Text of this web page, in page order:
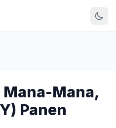
Mana-Mana,
Panen